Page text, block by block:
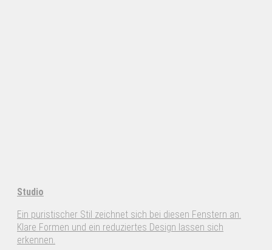
Studio
Ein puristischer Stil zeichnet sich bei diesen Fenstern an.
Klare Formen und ein reduziertes Design lassen sich
erkennen.